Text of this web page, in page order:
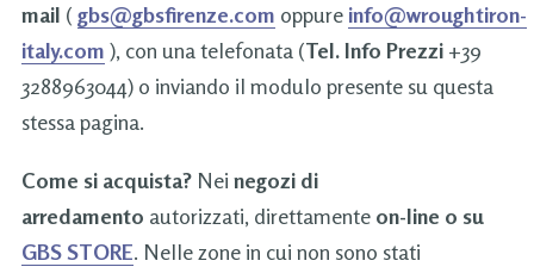
mail ( gbs@gbsfirenze.com oppure info@wroughtiron-
italy.com ), con una telefonata (Tel. Info Prezzi +39
3288963044) o inviando il modulo presente su questa
stessa pagina.
Come si acquista? Nei negozi di
arredamento autorizzati, direttamente on-line o su
GBS STORE. Nelle zone in cui non sono stati